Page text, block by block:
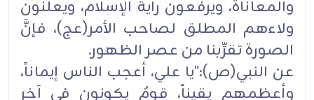
والمعاناة، ويرفعون راية الإسلام، ويعلنون
ولاءهم المطلق لصاحب الأمر(عج)، فإنَّ
الصورة تقرِّبنا من عصر الظهور.
عن النبي(ص):"يا علي، أعجب الناس إيماناً،
وأعظمهم يقيناً، قومٌ يكونون في آخر